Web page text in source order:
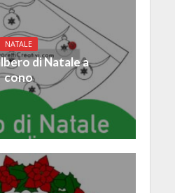
NATALE
di Natale a
cono